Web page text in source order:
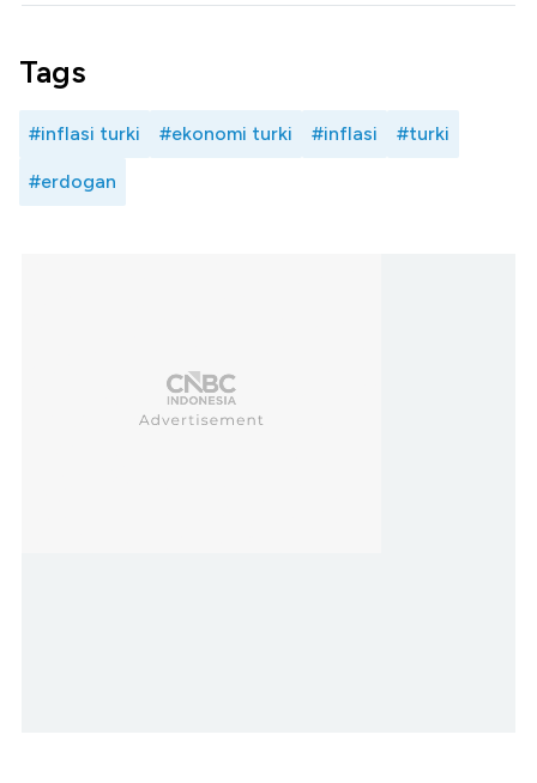
Tags
#inflasi turki #ekonomi turki #inflasi #turki
#erdogan